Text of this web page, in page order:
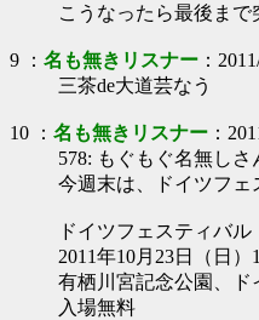
こうなったら最後ま
9 ： 名も無きリスナー ：
三茶de大道芸なう
10 ： 名も無きリスナー ：
578: もぐもぐ名無しさ
今週末は、ドイツフェ
ドイツフェスティバ
2011年10月23日（日）
有栖川宮記念公園、ド
入場無料